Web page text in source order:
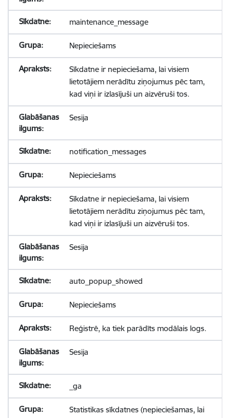
maintenance_message
Nepieciešams
Sīkdatne ir nepieciešama, lai visiem
lietotājiem nerādītu ziņojumus pēc tam,
kad viņi ir izlasījuši un aizvēruši tos.
Sesija
notification_messages
Nepieciešams
Sīkdatne ir nepieciešama, lai visiem
lietotājiem nerādītu ziņojumus pēc tam,
kad viņi ir izlasījuši un aizvēruši tos.
Sesija
auto_popup_showed
Nepieciešams
Reģistrē, ka tiek parādīts modālais logs.
Sesija
_ga
Statistikas sīkdatnes (nepieciešamas, lai